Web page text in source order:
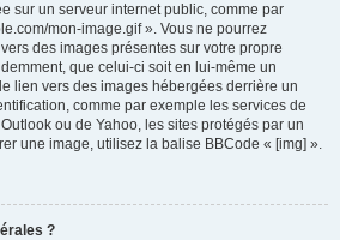
sur un serveur internet public, comme par
mon-image.gif ». Vous ne pourrez
des images présentes sur votre propre
que celui-ci soit en lui-même un
lien vers des images hébergées derrière un
comme par exemple les services de
ou de Yahoo, les sites protégés par un
une image, utilisez la balise BBCode « [img] ».
?